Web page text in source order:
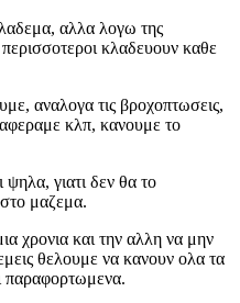
αλλα λογω της
κλαδευουν καθε
αναλογα τις βροχοπτωσεις,
κλπ, κανουμε το
γιατι δεν θα το
μαζεμα.
χρονια και την αλλη να μην
θελουμε να κανουν ολα τα
παραφορτωμενα.